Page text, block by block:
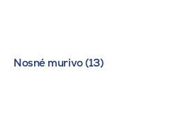
Nosné murivo (13)